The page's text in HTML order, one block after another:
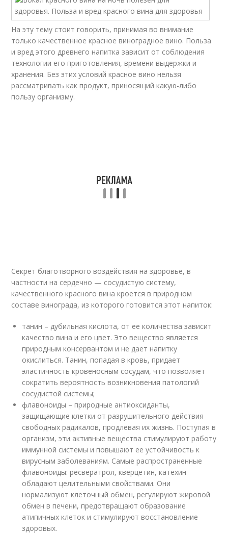
На эту тему стоит говорить, принимая во внимание
только качественное красное виноградное вино. Польза
и вред этого древнего напитка зависит от соблюдения
технологии его приготовления, времени выдержки и
хранения. Без этих условий красное вино нельзя
рассматривать как продукт, приносящий какую-либо
пользу организму.
Секрет благотворного воздействия на здоровье, в
частности на сердечно — сосудистую систему,
качественного красного вина кроется в природном
составе винограда, из которого готовится этот напиток:
танин – дубильная кислота, от ее количества зависит
качество вина и его цвет. Это вещество является
природным консервантом и не дает напитку
окислиться. Танин, попадая в кровь, придает
эластичность кровеносным сосудам, что позволяет
сократить вероятность возникновения патологий
сосудистой системы;
флавоноиды – природные антиоксиданты,
защищающие клетки от разрушительного действия
свободных радикалов, продлевая их жизнь. Поступая в
организм, эти активные вещества стимулируют работу
иммунной системы и повышают ее устойчивость к
вирусным заболеваниям. Самые распространенные
флавоноиды: ресвератрол, кверцетин, катехин
обладают целительными свойствами. Они
нормализуют клеточный обмен, регулируют жировой
обмен в печени, предотвращают образование
атипичных клеток и стимулируют восстановление
здоровых.